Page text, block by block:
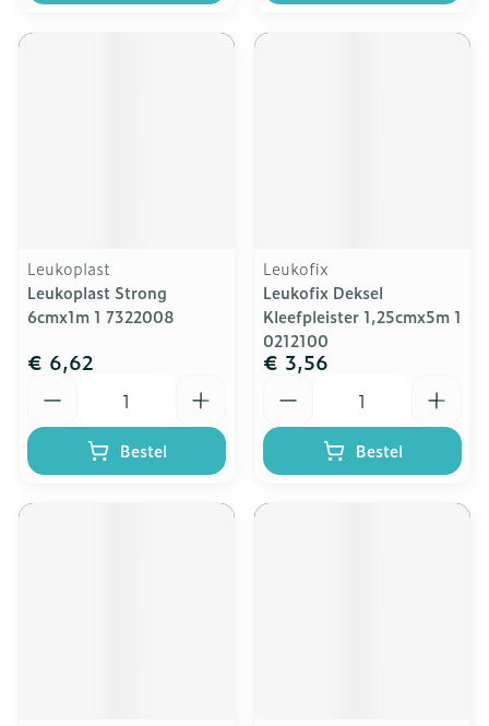
Leukoplast
Leukoplast Strong
6cmx1m 1 7322008
€ 6,62
Bestel
Leukofix
Leukofix Deksel
Kleefpleister 1,25cmx5m 1
0212100
€ 3,56
Bestel